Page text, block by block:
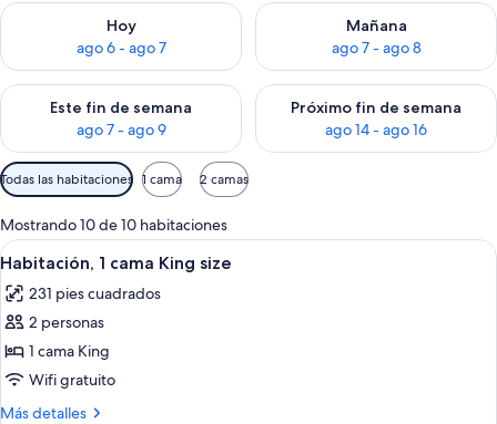
Hoy
ago 6 - ago 7
Consulta la disponibilidad para hoy ago 6 - ago 7
Mañana
ago 7 - ago 8
Consulta la disponibilidad
Este fin de semana
ago 7 - ago 9
Consulta la disponibilidad para este fin de semana ago 7 -
Próximo fin de semana
ago 14 - ago 16
Consulta la disponibilidad
Filtros
disponibles
para
las
habitaciones
Todas las habitaciones 1 cama 2 camas
Mostrando 10 de 10 habitaciones
Abrir
todas
las
fotos
de
Habitación,
1
Habitación de hotel con una cama
5
Habitación, 1 cama King size
231 pies cuadrados
2 personas
1 cama King
Wifi gratuito
Más detalles
Más